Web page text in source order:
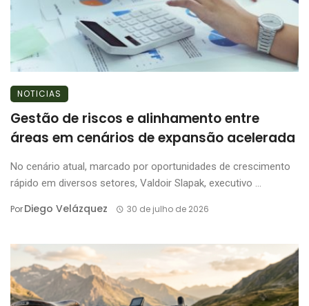
NOTICIAS
Gestão de riscos e alinhamento entre
áreas em cenários de expansão acelerada
No cenário atual, marcado por oportunidades de crescimento
rápido em diversos setores, Valdoir Slapak, executivo ...
PorDiego Velázquez 30 de julho de 2026